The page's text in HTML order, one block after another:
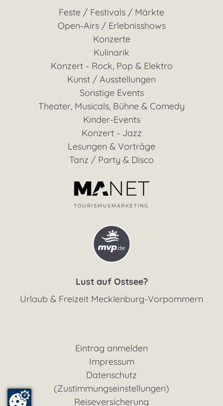
Feste / Festivals / Märkte
Open-Airs / Erlebnisshows
Konzerte
Kulinarik
Konzert - Rock, Pop & Elektro
Kunst / Ausstellungen
Sonstige Events
Theater, Musicals, Bühne & Comedy
Kinder-Events
Konzert - Jazz
Lesungen & Vorträge
Tanz / Party & Disco
Lust auf Ostsee?
Urlaub & Freizeit Mecklenburg-Vorpommern
Eintrag anmelden
Impressum
Datenschutz
(Zustimmungseinstellungen)
Reiseversicherung